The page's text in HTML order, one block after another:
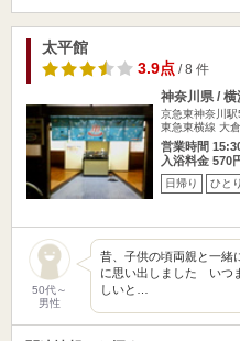
太平館
3.9点/ 8 件
神奈川県 /
京急東神奈川
東急東横線 大
営業時間
入浴料金 570
日帰り ひと
50代～
男性
昔、子供の頃両親と一緒
に思い出しました いつ
しいと…